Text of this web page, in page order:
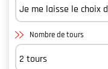
Nombre de tours